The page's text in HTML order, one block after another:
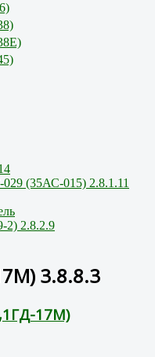
(35АС-015) 2.8.1.11
2) 2.8.2.9
3.8.8.3
17М)